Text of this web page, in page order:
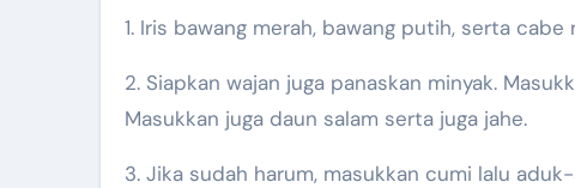
1. Iris bawang merah, bawang putih, serta cabe
2. Siapkan wajan juga panaskan minyak.
Masukkan juga daun salam serta juga jahe.
3. Jika sudah harum, masukkan cumi lalu